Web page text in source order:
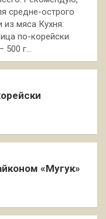
средне-острого
из мяса Кухня:
по-корейски
500 г…
«Мугук»